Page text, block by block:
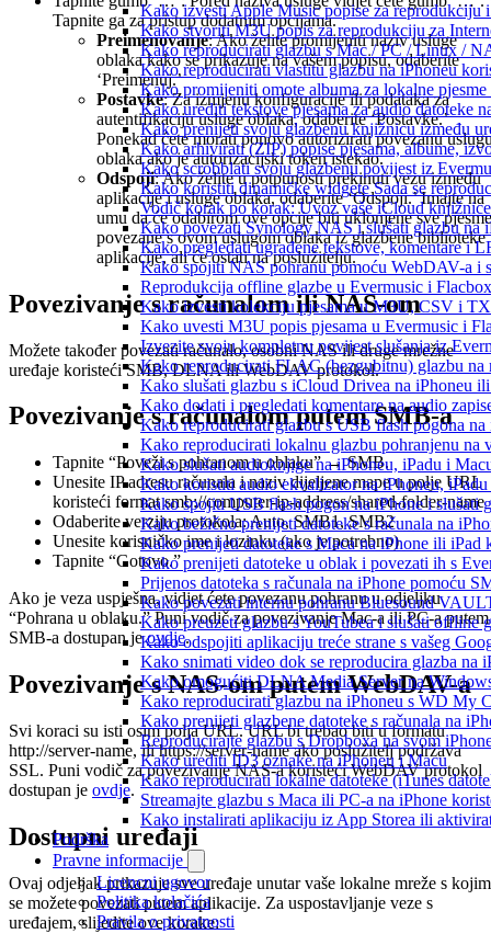
Kako izvesti Apple Music popise za reprodukciju
Kako stvoriti M3U popis za reprodukciju za
Kako reproducirati glazbu s Mac / PC / Linux /
Kako reproducirati vlastitu glazbu na iPhoneu
Kako promijeniti omote albuma za lokalne
Kako urediti tekstove pjesama za audio datoteke
Kako prenijeti svoju glazbenu knjižnicu između
Kako arhivirati (ZIP) popise pjesama, albume,
Kako scrobblati svoju glazbenu povijest iz
Kako koristiti dinamičke widgete Sada se
Vodič korak po korak: Uvoz vaše iCloud
Kako povezati Synology NAS i slušati glazbu na
Kako pregledati ugrađene tekstove, komentare i
Kako spojiti NAS pohranu pomoću WebDAV-a i
Reprodukcija offline glazbe u Evermusic i
Kako izvesti kolekciju pjesama u M3U, CSV i
Kako uvesti M3U popis pjesama u Evermusic i
Izvezite svoju kompletnu povijest slušanja iz
Kako reproducirati FLAC (bezgubitnu) glazbu na
Kako slušati glazbu s iCloud Drivea na iPhoneu
Kako dodati i pregledati komentare na audio
Kako reproducirati glazbu s USB flash pogona
Kako reproducirati lokalnu glazbu pohranjenu na
Kako slušati audioknjige na iPhoneu, iPadu i
Kako koristiti audio ekvalizator na iPhoneu,
Kako spojiti USB flash pogon na iPhone i slušati
Kako bežično prenijeti datoteke s računala na
Kako prenijeti datoteke s Maca na iPhone ili iPad
Kako prenijeti datoteke u oblak i povezati ih s
Prijenos datoteka s računala na iPhone pomoću
Kako povezati internu pohranu Bluesound
Kako preuzeti glazbu s YouTubea i slušati offline
Kako odspojiti aplikaciju treće strane s vašeg
Kako snimati video dok se reproducira glazba na
Kako omogućiti DLNA Media Server na
Kako reproducirati glazbu na iPhoneu s WD My
Kako prenijeti glazbene datoteke s računala na
Reproducirajte glazbu s Dropboxa na svom
Kako urediti ID3 oznake na iPhoneu i Macu
Kako reproducirati lokalne datoteke (iTunes
Streamajte glazbu s Maca ili PC-a na iPhone
Kako instalirati aplikaciju iz App Storea ili
Podrška
Pravne informacije
Licencni ugovor
Politika kolačića
Pravila o privatnosti
Tapnite ga za pristup dodatnim opcijama.
Preimenovanje: Ako želite promijeniti naziv usluge
oblaka kako se prikazuje na vašem popisu, odaberite
‘Preimenuj.’
Postavke: Za izmjenu konfiguracije ili podataka za
autentifikaciju usluge oblaka, odaberite ‘Postavke.’
Ponekad ćete morati ponovo autorizirati povezanu
oblaka ako je autorizacijski token istekao.
Odspoji: Ako želite u potpunosti prekinuti vezu između
aplikacije i usluge oblaka, odaberite ‘Odspoji.’ Imajte na
umu da će odabirom ove opcije biti uklonjene sve pjesme
povezane s ovom uslugom oblaka iz glazbene biblioteke
aplikacije, ali će ostati na poslužitelju.
Povezivanje s računalom ili NAS-om
Možete također povezati računalo, osobni NAS ili druge mrežne
uređaje koristeći SMB, DLNA ili WebDAV protokol.
Povezivanje s računalom putem SMB-a
Tapnite “Poveži s pohranom u oblaku” → SMB.
Unesite IP adresu računala i naziv dijeljene mape u polje URL
koristeći format smb://computer-ip-address/shared-folder-name
Odaberite verziju protokola: Auto, SMB1, SMB2
Unesite korisničko ime i lozinku (ako je potrebno)
Tapnite “Gotovo.”
Ako je veza uspješna, vidjet ćete povezanu pohranu u odjeljku
“Pohrana u oblaku.” Puni vodič za povezivanje Mac-a ili PC-a putem
SMB-a dostupan jeovdje.
Povezivanje s NAS-om putem WebDAV-a
Svi koraci su isti osim polja URL. URL bi trebao biti u formatu
http://server-name, ili https://server-name ako poslužitelj podržava
SSL. Puni vodič za povezivanje NAS-a koristeći WebDAV protokol
dostupan je ovdje.
Dostupni uređaji
Ovaj odjeljak prikazuje sve uređaje unutar vaše lokalne mreže s
se možete povezati putem aplikacije. Za uspostavljanje veze s
uređajem, slijedite ove korake: